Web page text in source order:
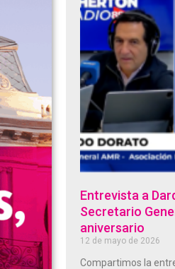
Entrevista a
Secretario
aniversario
12 de mayo de 2026
Compartimos la